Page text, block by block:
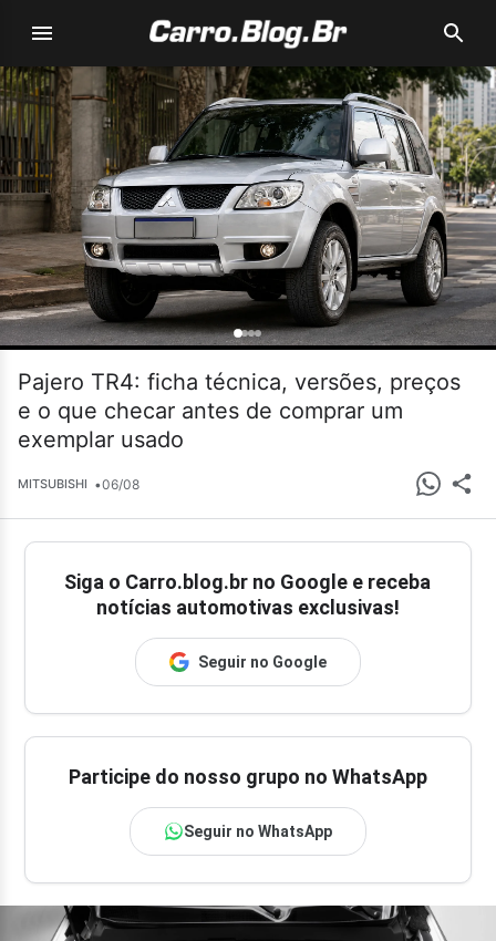
Pajero TR4: ficha técnica, versões, preços
e o que checar antes de comprar um
exemplar usado
MITSUBISHI •06/08
Siga o Carro.blog.br no Google e receba
notícias automotivas exclusivas!
Seguir no Google
Participe do nosso grupo no WhatsApp
Seguir no WhatsApp